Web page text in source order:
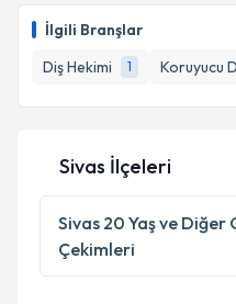
İlgili Branşlar
Diş Hekimi
1 Koruyucu
Sivas İlçeleri
Sivas 20 Yaş ve
Çekimleri